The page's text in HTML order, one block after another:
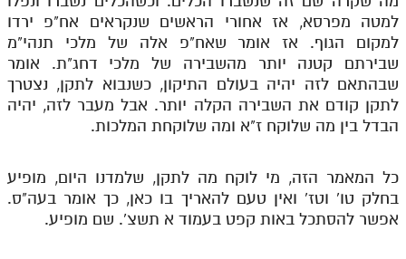
למטה מפרסא, אז אחורי הראשים שנקראים אח"פ ירדו
למקום הגוף. אז אומר שאח"פ אלה של מלכי תנהי"מ
שבירתם קטנה יותר מהשבירה של מלכי דחג"ת. אומר
שבהתאם לזה יהיה בעולם התיקון, כשנבוא לתקן, נצטרך
לתקן קודם את השבירה הקלה יותר. אבל מעבר לזה, יהיה
הבדל בין מה שלוקח ז"א ומה שלוקחת המלכות.
כל המאמר הזה, מי לוקח מה לתקן, שלמדנו היום, מופיע
בחלק טו' וטז' ואין טעם להאריך בו כאן, כך אומר בעה"ס.
אפשר להסתכל באות קפט בעמוד א תשצ'. שם מופיע.